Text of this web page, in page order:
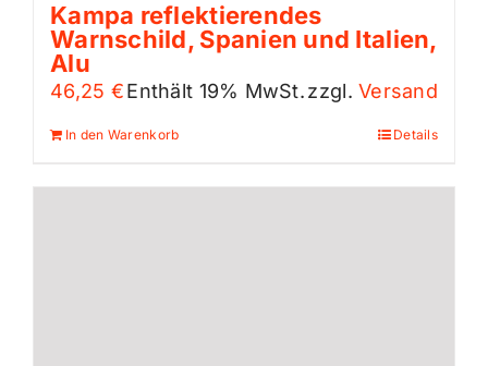
Kampa reflektierendes
Warnschild, Spanien und Italien,
Alu
46,25 €Enthält 19% MwSt.zzgl.Versand
In den Warenkorb Details